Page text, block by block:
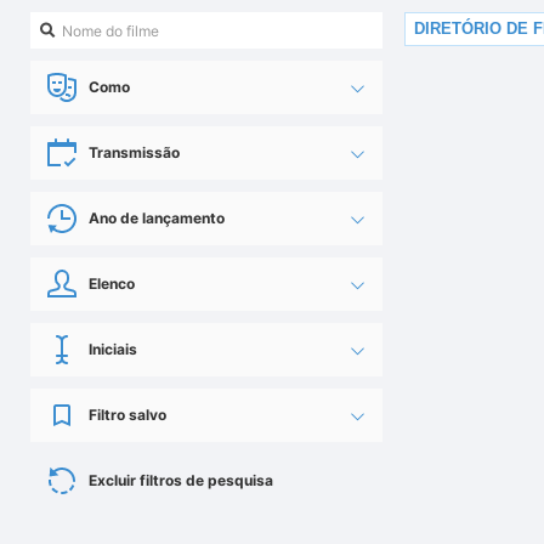
Como
Transmissão
Ano de lançamento
Elenco
Iniciais
Filtro salvo
Excluir filtros de pesquisa
DIRETÓRIO DE